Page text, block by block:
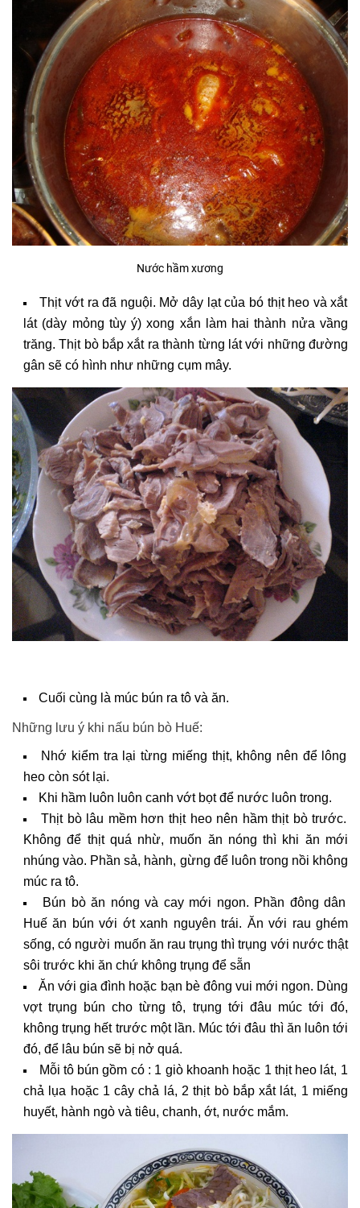
Nước hầm xương
Thịt vớt ra đã nguội. Mở dây lạt của bó thịt heo và xắt
lát (dày mỏng tùy ý) xong xắn làm hai thành nửa vầng
trăng. Thịt bò bắp xắt ra thành từng lát với những đường
gân sẽ có hình như những cụm mây.
Cuối cùng là múc bún ra tô và ăn.
Những lưu ý khi nấu bún bò Huế:
Nhớ kiểm tra lại từng miếng thịt, không nên để lông
heo còn sót lại.
Khi hầm luôn luôn canh vớt bọt để nước luôn trong.
Thịt bò lâu mềm hơn thịt heo nên hầm thịt bò trước.
Không để thịt quá nhừ, muốn ăn nóng thì khi ăn mới
nhúng vào. Phần sả, hành, gừng để luôn trong nồi không
múc ra tô.
Bún bò ăn nóng và cay mới ngon. Phần đông dân
Huế ăn bún với ớt xanh nguyên trái. Ăn với rau ghém
sống, có người muốn ăn rau trụng thì trụng với nước thật
sôi trước khi ăn chứ không trụng để sẵn
Ăn với gia đình hoặc bạn bè đông vui mới ngon. Dùng
vợt trụng bún cho từng tô, trụng tới đâu múc tới đó,
không trụng hết trước một lần. Múc tới đâu thì ăn luôn tới
đó, để lâu bún sẽ bị nở quá.
Mỗi tô bún gồm có : 1 giò khoanh hoặc 1 thịt heo lát, 1
chả lụa hoặc 1 cây chả lá, 2 thịt bò bắp xắt lát, 1 miếng
huyết, hành ngò và tiêu, chanh, ớt, nước mắm.